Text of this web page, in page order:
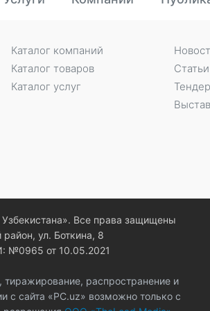
Каталог компаний
Каталог товаров
Каталог услуг
Все права защищены
ул. Боткина, 8
№0965 от 10.05.2021
тиражирование, распространение и
с сайта «PC.uz» возможно только с